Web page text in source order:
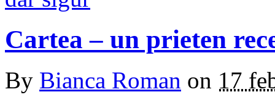
Cartea – un prieten
By Bianca Roman on 17